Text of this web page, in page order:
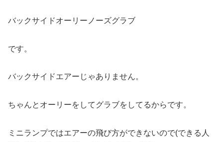
バックサイドオーリーノーズグラブ
です。
バックサイドエアーじゃありません。
ちゃんとオーリーをしてグラブをしてるからです。
ミニランプではエアーの飛び方ができないので(できる人